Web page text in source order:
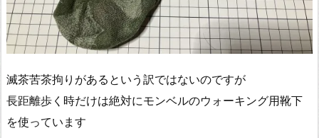
滅茶苦茶拘りがあるという訳ではないのですが
長距離歩く時だけは絶対にモンベルのウォーキング用靴下
を使っています